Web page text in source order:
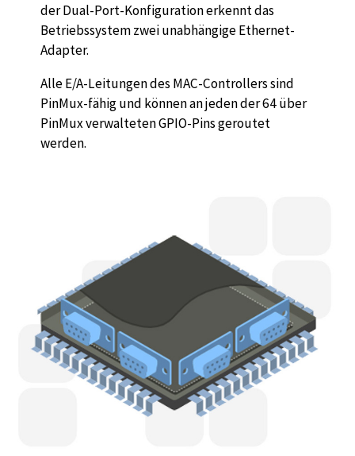
der Dual-Port-Konfiguration erkennt das
Betriebssystem zwei unabhängige Ethernet-
Adapter.
Alle E/A-Leitungen des MAC-Controllers sind
PinMux-fähig und können an jeden der 64 über
PinMux verwalteten GPIO-Pins geroutet
werden.